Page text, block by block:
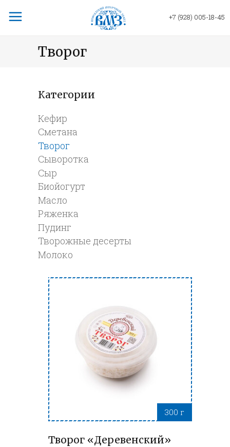
+7 (928) 005-18-45
Творог
Категории
Кефир
Сметана
Творог
Сыворотка
Сыр
Биойогурт
Масло
Ряженка
Пудинг
Творожные десерты
Молоко
300 г
Творог «Деревенский»